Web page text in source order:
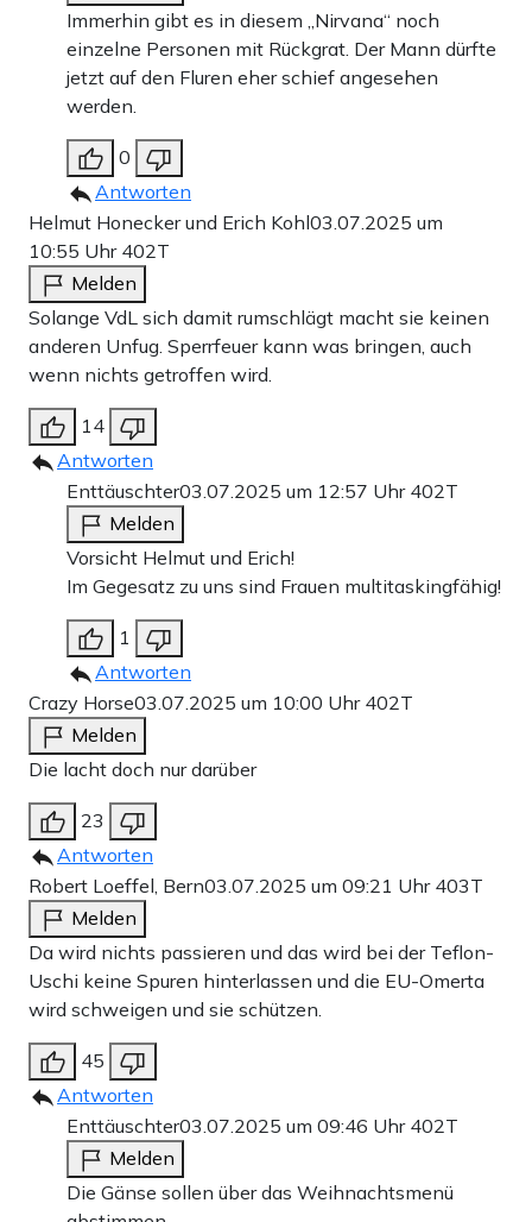
Immerhin gibt es in diesem „Nirvana“ noch
einzelne Personen mit Rückgrat. Der Mann dürfte
jetzt auf den Fluren eher schief angesehen
werden.
0
Antworten
Helmut Honecker und Erich Kohl03.07.2025 um
10:55 Uhr 402T
Melden
Solange VdL sich damit rumschlägt macht sie keinen
anderen Unfug. Sperrfeuer kann was bringen, auch
wenn nichts getroffen wird.
14
Antworten
Enttäuschter03.07.2025 um 12:57 Uhr 402T
Melden
Vorsicht Helmut und Erich!
Im Gegesatz zu uns sind Frauen multitaskingfähig!
1
Antworten
Crazy Horse03.07.2025 um 10:00 Uhr 402T
Melden
Die lacht doch nur darüber
23
Antworten
Robert Loeffel, Bern03.07.2025 um 09:21 Uhr 403T
Melden
Da wird nichts passieren und das wird bei der Teflon-
Uschi keine Spuren hinterlassen und die EU-Omerta
wird schweigen und sie schützen.
45
Antworten
Enttäuschter03.07.2025 um 09:46 Uhr 402T
Melden
Die Gänse sollen über das Weihnachtsmenü